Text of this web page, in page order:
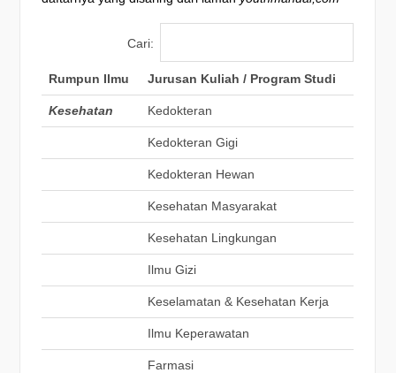
Cari:
Rumpun Ilmu Jurusan Kuliah / Program Studi
Kesehatan Kedokteran
Kedokteran Gigi
Kedokteran Hewan
Kesehatan Masyarakat
Kesehatan Lingkungan
Ilmu Gizi
Keselamatan & Kesehatan Kerja
Ilmu Keperawatan
Farmasi